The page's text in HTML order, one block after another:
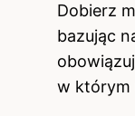
Dobierz
bazując
w którym